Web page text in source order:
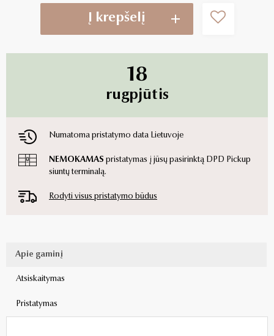
Į krepšelį
18
rugpjūtis
Numatoma pristatymo data Lietuvoje
NEMOKAMAS pristatymas į jūsų pasirinktą DPD Pickup
siuntų terminalą.
Rodyti visus pristatymo būdus
Apie gaminį
Atsiskaitymas
Pristatymas